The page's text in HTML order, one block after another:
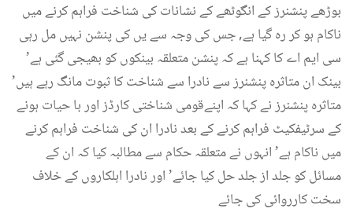
بوڑھے پنشنرز کے انگوٹھے کے نشانات کی شناخت فراہم کرنے میں
ناکام ہو کر رہ گیا ہے, جس کی وجہ سے یں کی پنشن نہیں مل رہی
سی ایم اے کا کہنا ہے کہ پنشن متعلقہ بینکوں کو بھیجی گئی ہے’
بینک ان متاثرہ پنشنرز سے نادرا سے شناخت کا ثبوت مانگ رہے ہیں’
متاثرہ پنشنرز نے کہا کہ اپنےقومی شناختی کارڈز اور با حیات ہونے
کے سرٹیفکیٹ فراہم کرنے کے بعد نادرا ان کی شناخت فراہم کرنے
میں ناکام ہے’ انہوں نے متعلقہ حکام سے مطالبہ کیا کہ ان کے
مسائل کو جلد از جلد حل کیا جائے’ اور نادرا اہلکاروں کے خلاف
سخت کارروائی کی جائے